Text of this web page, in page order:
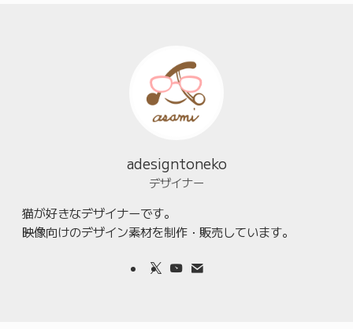
adesigntoneko
デザイナー
猫が好きなデザイナーです。
映像向けのデザイン素材を制作・販売しています。